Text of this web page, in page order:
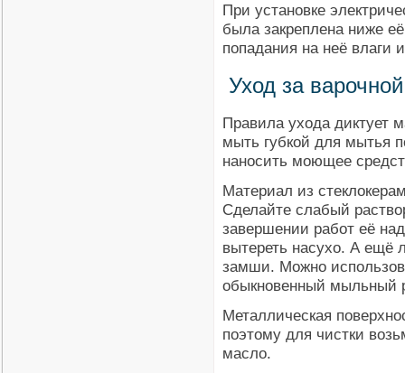
При установке
была закреплена ниже
попадания на неё влаги
Уход за
Правила ухода диктует
мыть губкой для мытья
наносить моющее
Материал из
Сделайте слабый
завершении работ её
вытереть насухо. А ещё
замши. Можно
обыкновенный мыльный
Металлическая
поэтому для чистки
масло.